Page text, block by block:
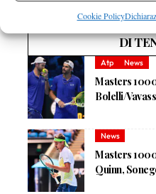
Cookie Policy
DI
Atp News
Masters
Bolelli/
News
Masters
Quinn,